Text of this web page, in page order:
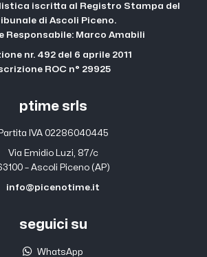
iscritta al Registro Stampa del
di Ascoli Piceno.
Responsabile: Marco Amabili
nr. 492 del 6 aprile 2011
ROC n° 29925
ptime srls
Partita IVA 02286040445
Via Emidio Luzi, 87/c
– Ascoli Piceno (AP)
info@picenotime.it
seguici su
WhatsApp